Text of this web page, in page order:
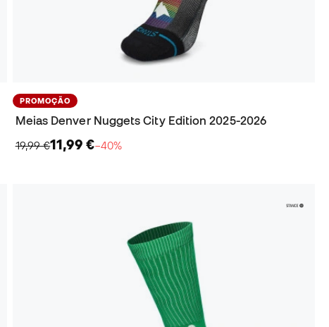
PROMOÇÃO
Meias Denver Nuggets City Edition 2025-2026
19,99 €11,99 €−40%